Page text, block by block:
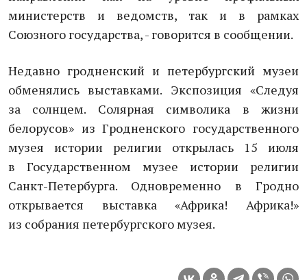
министерств и ведомств, так и в рамках
Союзного государства, - говорится в сообщении.
Недавно гродненский и петербургский музеи
обменялись выставками. Экспозиция «Следуя
за солнцем. Солярная символика в жизни
белорусов» из Гродненского государственного
музея истории религии открылась 15 июля
в Государственном музее истории религии
Санкт-Петербурга. Одновременно в Гродно
открывается выставка «Африка! Африка!»
из собрания петербургского музея.